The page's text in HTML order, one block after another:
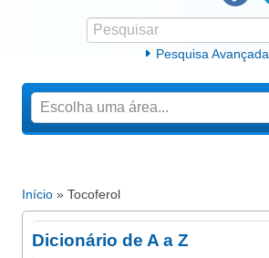
Formulário de procura
Pesquisar
Pesquisa Avançada
Está aqui
Início » Tocoferol
Dicionário de A a Z